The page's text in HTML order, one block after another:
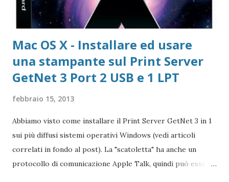
Mac OS X - Installare ed usare
una stampante sul Print Server
GetNet 3 Port 2 USB e 1 LPT
febbraio 15, 2013
Abbiamo visto come installare il Print Server GetNet 3 in 1
sui più diffusi sistemi operativi Windows (vedi articoli
correlati in fondo al post). La "scatoletta" ha anche un
protocollo di comunicazione Apple Talk, quindi può essere